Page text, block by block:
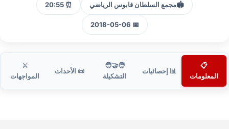
🏟️مجمع السلطان قابوس الرياضي ⏰ 20:55
📅 2018-05-06
📋
المعلومات
📊 إحصائيات
🧑‍🤝‍🧑
التشكيلة
📜 الأحداث
⚔️
المواجهات